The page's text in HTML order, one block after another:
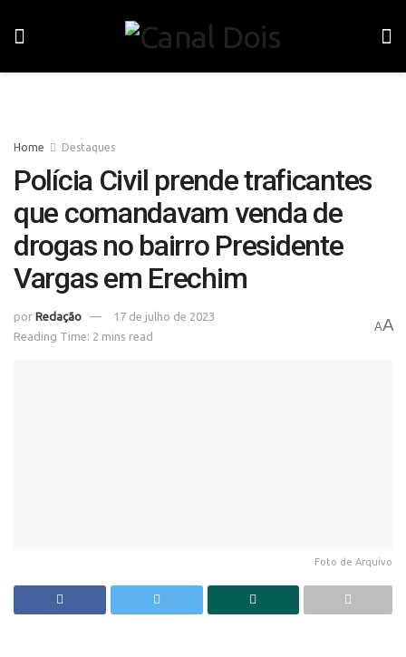
Home Destaques
Polícia Civil prende traficantes
que comandavam venda de
drogas no bairro Presidente
Vargas em Erechim
por Redação
17 de julho de 2023
Reading Time: 2 mins read
AA
Foto de Arquivo